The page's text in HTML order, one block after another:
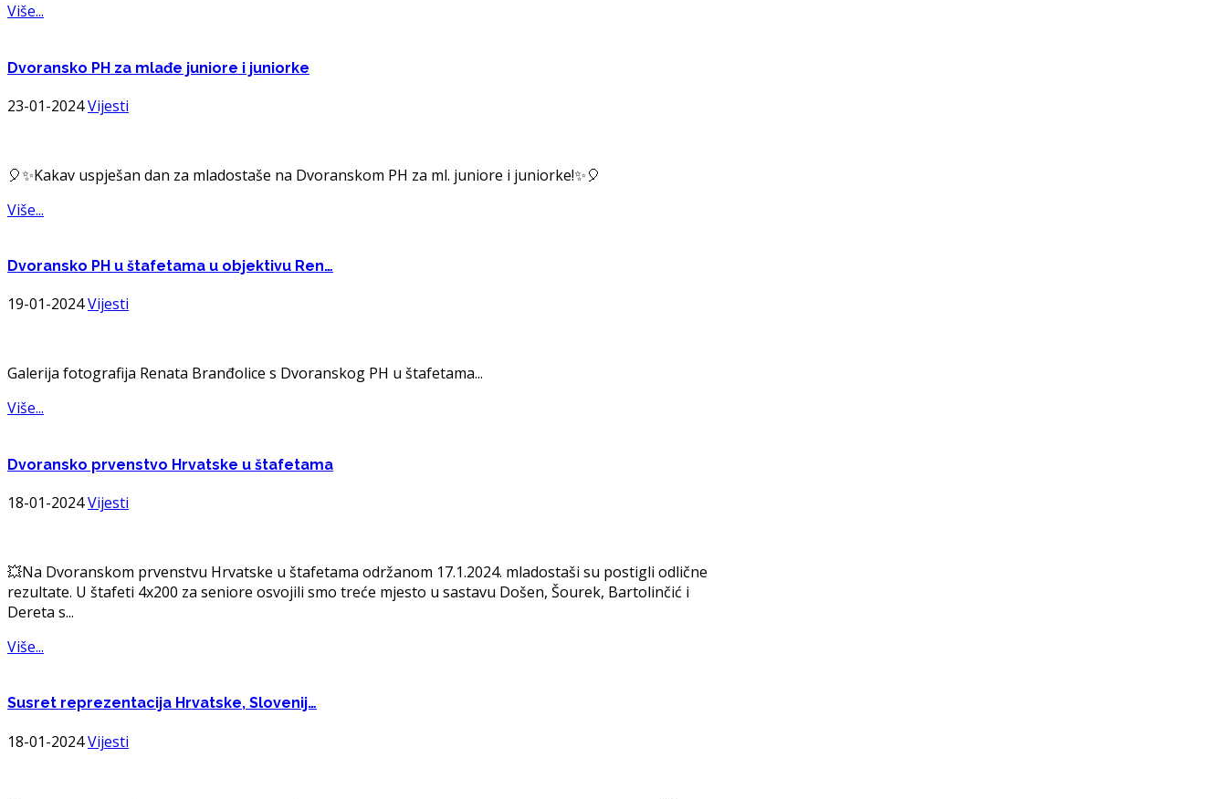
Više...
Dvoransko PH za mlađe juniore i juniorke
23-01-2024Vijesti
🎈✨️Kakav uspješan dan za mladostaše na Dvoranskom PH za ml. juniore i juniorke!✨️🎈
Više...
Dvoransko PH u štafetama u objektivu Ren…
19-01-2024Vijesti
Galerija fotografija Renata Branđolice s Dvoranskog PH u štafetama...
Više...
Dvoransko prvenstvo Hrvatske u štafetama
18-01-2024Vijesti
💥Na Dvoranskom prvenstvu Hrvatske u štafetama održanom 17.1.2024. mladostaši su postigli odlične
rezultate. U štafeti 4x200 za seniore osvojili smo treće mjesto u sastavu Došen, Šourek, Bartolinčić i
Dereta s...
Više...
Susret reprezentacija Hrvatske, Slovenij…
18-01-2024Vijesti